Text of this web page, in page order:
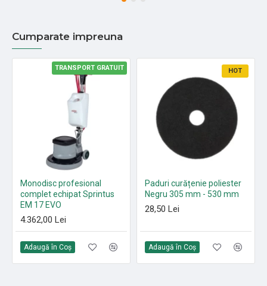
Cumparate impreuna
TRANSPORT GRATUIT
Monodisc profesional
complet echipat Sprintus
EM 17 EVO
4.362,00 Lei
Adaugă în Coş
HOT
Paduri curățenie poliester
Negru 305 mm - 530 mm
28,50 Lei
Adaugă în Coş